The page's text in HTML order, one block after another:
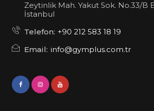
Zeytinlik Mah. Yakut Sok. No.33/B
İstanbul
Telefon: +90 212 583 18 19
Email: info@gymplus.com.tr